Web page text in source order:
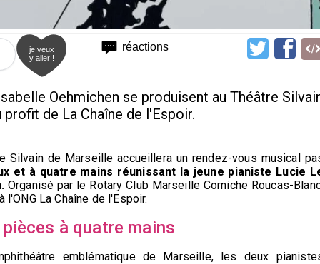
réactions
je veux
y aller !
Oehmichen se produisent au Théâtre
de La Chaîne de l'Espoir.
Silvain de Marseille accueillera un rendez-vous musical
et à quatre mains réunissant la jeune pianiste Lucie
Organisé par le Rotary Club Marseille Corniche Roucas-
La Chaîne de l'Espoir.
à quatre mains
emblématique de Marseille, les deux